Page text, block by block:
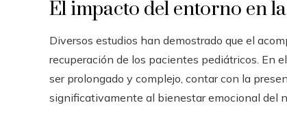
El impacto del entorno en
Diversos estudios han demostrado que el
recuperación de los pacientes pediátricos. En
ser prolongado y complejo, contar con la
significativamente al bienestar emocional del